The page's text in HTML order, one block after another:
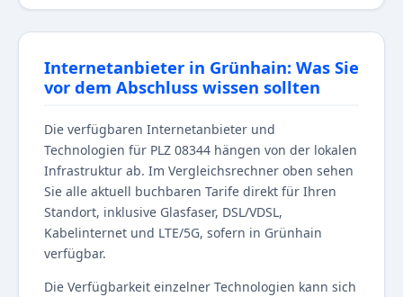
Internetanbieter in Grünhain: Was Sie
vor dem Abschluss wissen sollten
Die verfügbaren Internetanbieter und
Technologien für PLZ 08344 hängen von der lokalen
Infrastruktur ab. Im Vergleichsrechner oben sehen
Sie alle aktuell buchbaren Tarife direkt für Ihren
Standort, inklusive Glasfaser, DSL/VDSL,
Kabelinternet und LTE/5G, sofern in Grünhain
verfügbar.
Die Verfügbarkeit einzelner Technologien kann sich